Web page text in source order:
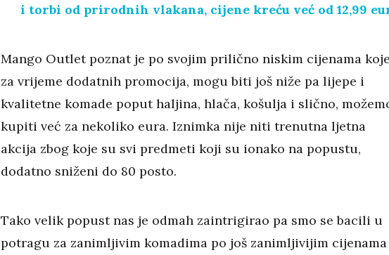
i torbi od prirodnih vlakana, cijene kreću već od 12,99
Mango Outlet poznat je po svojim prilično niskim cijenama
za vrijeme dodatnih promocija, mogu biti još niže pa lijepe i
kvalitetne komade poput haljina, hlača, košulja i slično,
kupiti već za nekoliko eura. Iznimka nije niti trenutna ljetna
akcija zbog koje su svi predmeti koji su ionako na popustu,
dodatno sniženi do 80 posto.
Tako velik popust nas je odmah zaintrigirao pa smo se bacili u
potragu za zanimljivim komadima po još zanimljivijim